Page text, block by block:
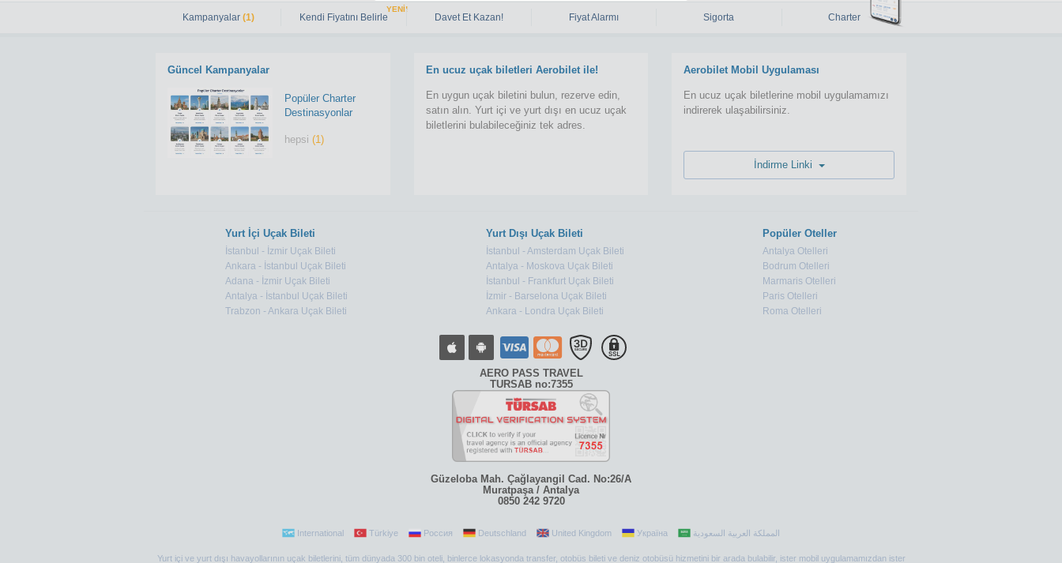
Kampanyalar (1) Kendi Fiyatını Belirle
YENİ!
Davet Et Kazan! Fiyat Alarmı Sigorta Charter
Güncel Kampanyalar
Popüler Charter
Destinasyonlar
hepsi(1)
En ucuz uçak biletleri Aerobilet ile!
En uygun uçak biletini bulun, rezerve edin,
satın alın. Yurt içi ve yurt dışı en ucuz uçak
biletlerini bulabileceğiniz tek adres.
Aerobilet Mobil Uygulaması
En ucuz uçak biletlerine mobil uygulamamızı
indirerek ulaşabilirsiniz.
Yurt İçi Uçak Bileti
İstanbul - İzmir Uçak Bileti
Ankara - İstanbul Uçak Bileti
Adana - İzmir Uçak Bileti
Antalya - İstanbul Uçak Bileti
Trabzon - Ankara Uçak Bileti
Yurt Dışı Uçak Bileti
İstanbul - Amsterdam Uçak Bileti
Antalya - Moskova Uçak Bileti
İstanbul - Frankfurt Uçak Bileti
İzmir - Barselona Uçak Bileti
Ankara - Londra Uçak Bileti
Popüler Oteller
Antalya Otelleri
Bodrum Otelleri
Marmaris Otelleri
Paris Otelleri
Roma Otelleri
AERO PASS TRAVEL
TURSAB no:7355
Güzeloba Mah. Çağlayangil Cad. No:26/A
Muratpaşa / Antalya
0850 242 9720
International Türkiye Россия Deutschland United Kingdom Україна
Yurt içi ve yurt dışı havayollarının uçak biletlerini, tüm dünyada 300 bin oteli, binlerce lokasyonda transfer, otobüs bileti ve deniz otobüsü hizmetini bir arada bulabilir, ister mobil uygulamamızdan ister